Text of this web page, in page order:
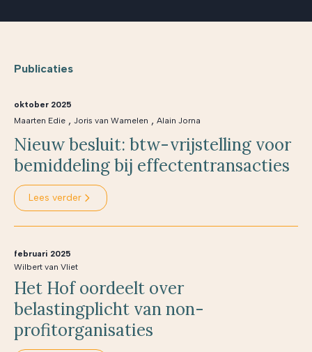
Publicaties
oktober 2025
Maarten Edie , Joris van Wamelen , Alain Jorna
Nieuw besluit: btw-vrijstelling voor
bemiddeling bij effectentransacties
Lees verder
februari 2025
Wilbert van Vliet
Het Hof oordeelt over
belastingplicht van non-
profitorganisaties